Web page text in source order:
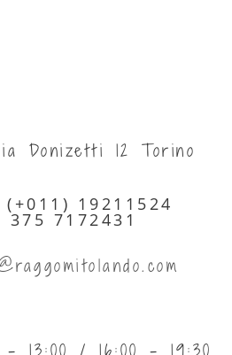
Donizetti 12 Torino
19211524
7172431
13:00 / 16:00 - 19:30